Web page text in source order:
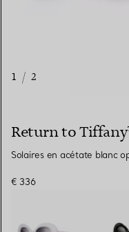
1 / 2
Return to
Solaires en acétate blanc
€ 336